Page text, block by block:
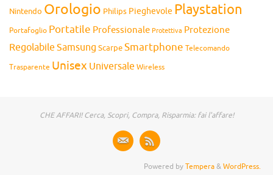
Nintendo Orologio Philips Pieghevole Playstation
Portafoglio Portatile Professionale Protettiva Protezione
Regolabile Samsung ScarpeSmartphone Telecomando
Trasparente Unisex Universale Wireless
CHE AFFARI! Cerca, Scopri, Compra, Risparmia: fai l'affare!
Powered byTempera&WordPress.